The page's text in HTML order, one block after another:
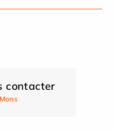
contacter